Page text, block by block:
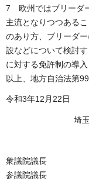
7 欧州ではブリーダ
主流となりつつある
のあり方、ブリーダ
設などについて検討
に対する免許制の導入
以上、地方自治法第
令和3年12月22日
埼
衆議院議長
参議院議長